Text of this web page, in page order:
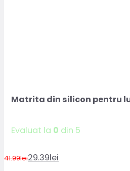
Matrita din silicon pentru
Evaluat la 0 din 5
41.99lei
Prețul29.39lei
Prețul